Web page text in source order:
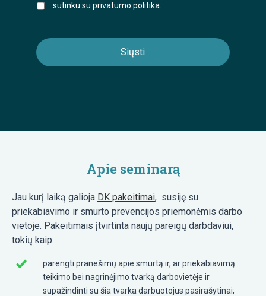
sutinku su privatumo politika
Apie seminarą
Jau kurį laiką galioja DK pakeitimai, susiję su
priekabiavimo ir smurto prevencijos priemonėmis darbo
vietoje. Pakeitimais įtvirtinta naujų pareigų darbdaviui,
tokių kaip:
parengti pranešimų apie smurtą ir, ar priekabiavimą
teikimo bei nagrinėjimo tvarką darbovietėje ir
supažindinti su šia tvarka darbuotojus pasirašytinai;